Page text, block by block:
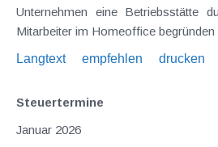
Unternehmen eine Betriebsstätte
Mitarbeiter im Homeoffice begründen
Langtext
empfehlen drucken
Steuertermine
Januar 2026